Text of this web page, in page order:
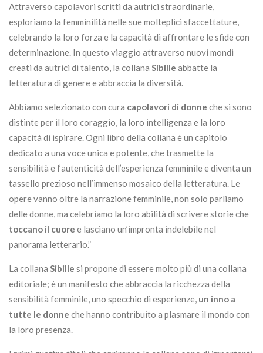
Attraverso capolavori scritti da autrici straordinarie,
esploriamo la femminilità nelle sue molteplici sfaccettature,
celebrando la loro forza e la capacità di affrontare le sfide con
determinazione. In questo viaggio attraverso nuovi mondi
creati da autrici di talento, la collana Sibille abbatte la
letteratura di genere e abbraccia la diversità.
Abbiamo selezionato con cura capolavori di donne che si sono
distinte per il loro coraggio, la loro intelligenza e la loro
capacità di ispirare. Ogni libro della collana è un capitolo
dedicato a una voce unica e potente, che trasmette la
sensibilità e l’autenticità dell’esperienza femminile e diventa un
tassello prezioso nell’immenso mosaico della letteratura. Le
opere vanno oltre la narrazione femminile, non solo parliamo
delle donne, ma celebriamo la loro abilità di scrivere storie che
toccano il cuore e lasciano un’impronta indelebile nel
panorama letterario.”
La collana Sibille si propone di essere molto più di una collana
editoriale; è un manifesto che abbraccia la ricchezza della
sensibilità femminile, uno specchio di esperienze, un inno a
tutte le donne che hanno contribuito a plasmare il mondo con
la loro presenza.